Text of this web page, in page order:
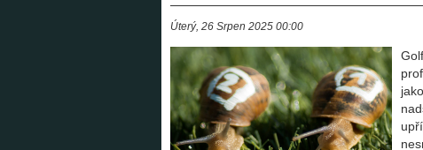
Úterý, 26 Srpen 2025 00:00